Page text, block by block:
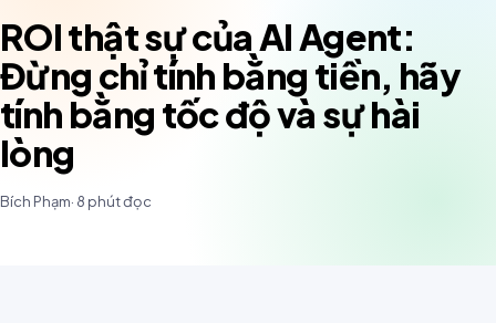
ROI thật sự của AI Agent:
Đừng chỉ tính bằng tiền, hãy
tính bằng tốc độ và sự hài
lòng
Bích Phạm· 8 phút đọc